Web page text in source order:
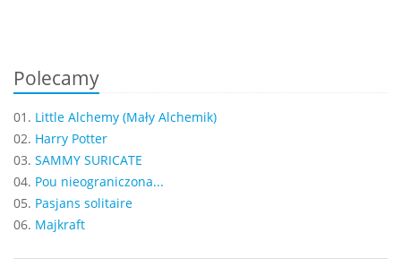
Polecamy
01. Little Alchemy (Mały Alchemik)
02. Harry Potter
03. SAMMY SURICATE
04. Pou nieograniczona...
05. Pasjans solitaire
06. Majkraft